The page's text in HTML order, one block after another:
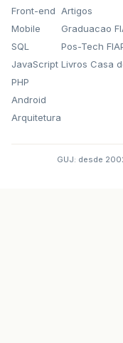
Front-end
Mobile
SQL
JavaScript
PHP
Android
Arquitetura
Artigos
Graduacao
Pos-Tech
Livros Casa
GUJ: desde